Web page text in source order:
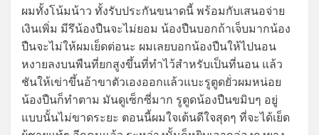
ผมทั้งโน้มน้าว ทั้งรับประกันขนาดนี้ พร้อมกับเสนอจ่าย
เงินเพิ่ม มีรึน้องปืนจะไม่ยอม น้องปืนบอกถ้าเจ็บมากน้อง
ปืนจะไม่ให้ผมเย็ดต่อนะ ผมเลยบอกน้องปืนให้ไปนอน
หงายลงบนพืนที่ยกสูงขึ้นที่ทำไว้สำหรับเป็นที่นอน แล้ว
ชันให้เข่าขึ้นอ้าขาตัวเองออกแล้วแบะรูตูดยั่วผมหน่อย
น้องปืนก็ทำตาม มันดูเซ็กซี่มาก รูตูดน้องปืนขมิบๆ อยู่
แบบนั้นไม่ขาดระยะ ตอนนี้ผมใจเต้นดีใจสุดๆ ที่จะได้เย็ด